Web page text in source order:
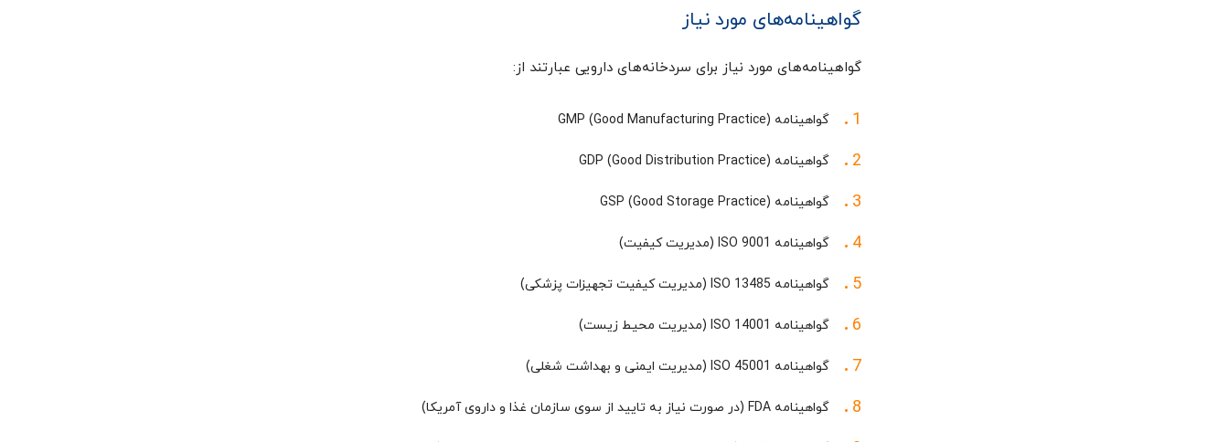
گواهینامه‌های مورد نیاز
گواهینامه‌های مورد نیاز برای سردخانه‌های دارویی عبارتند از:
گواهینامه GMP (Good Manufacturing Practice)
گواهینامه GDP (Good Distribution Practice)
گواهینامه GSP (Good Storage Practice)
گواهینامه ISO 9001 (مدیریت کیفیت)
گواهینامه ISO 13485 (مدیریت کیفیت تجهیزات پزشکی)
گواهینامه ISO 14001 (مدیریت محیط زیست)
گواهینامه ISO 45001 (مدیریت ایمنی و بهداشت شغلی)
گواهینامه FDA (در صورت نیاز به تایید از سوی سازمان غذا و داروی آمریکا)